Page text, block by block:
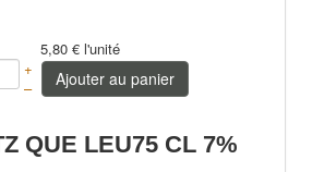
5,80 € l'unité
+
–
Ajouter au panier
QUE LEU75 CL 7%